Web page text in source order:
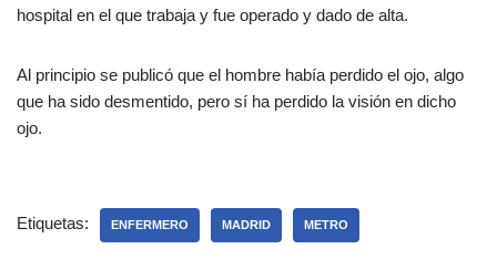
hospital en el que trabaja y fue operado y dado de alta.
Al principio se publicó que el hombre había perdido el ojo, algo
que ha sido desmentido, pero sí ha perdido la visión en dicho
ojo.
Etiquetas: ENFERMERO MADRID METRO